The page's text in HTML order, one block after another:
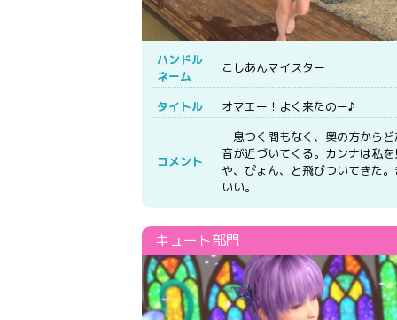
ハンドル
ネーム
こしあんマイスター
タイトル オマエー！よく来たのー♪
コメント
一息つく間もなく、奥の方から
音が近づいてくる。カンナは私
や、ぴょん、と飛びついてきた
いい。